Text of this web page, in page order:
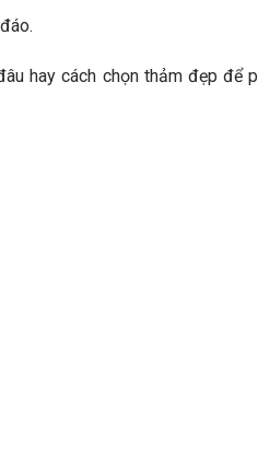
hay cách chọn thảm đẹp để